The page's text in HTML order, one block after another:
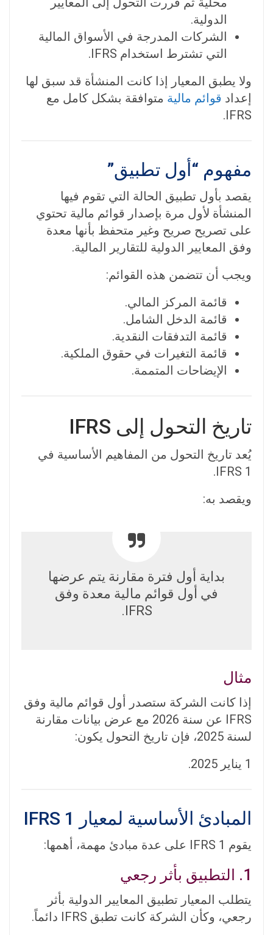
الدولية.
الشركات المدرجة في الأسواق المالية
التي تشترط استخدام IFRS.
ولا يطبق المعيار إذا كانت المنشأة قد سبق لها
إعداد قوائم مالية متوافقة بشكل كامل مع
IFRS.
مفهوم “أول تطبيق”
يقصد بأول تطبيق الحالة التي تقوم فيها
المنشأة لأول مرة بإصدار قوائم مالية تحتوي
على تصريح صريح وغير متحفظ بأنها معدة
وفق المعايير الدولية للتقارير المالية.
ويجب أن تتضمن هذه القوائم:
قائمة المركز المالي.
قائمة الدخل الشامل.
قائمة التدفقات النقدية.
قائمة التغيرات في حقوق الملكية.
الإيضاحات المتممة.
تاريخ التحول إلى IFRS
يُعد تاريخ التحول من المفاهيم الأساسية في
IFRS 1.
ويقصد به:
بداية أول فترة مقارنة يتم عرضها
في أول قوائم مالية معدة وفق
IFRS.
مثال
إذا كانت الشركة ستصدر أول قوائم مالية وفق
IFRS عن سنة 2026 مع عرض بيانات مقارنة
لسنة 2025، فإن تاريخ التحول يكون:
1 يناير 2025.
المبادئ الأساسية لمعيار IFRS 1
يقوم IFRS 1 على عدة مبادئ مهمة، أهمها:
1. التطبيق بأثر رجعي
يتطلب المعيار تطبيق المعايير الدولية بأثر
رجعي، وكأن الشركة كانت تطبق IFRS دائماً.